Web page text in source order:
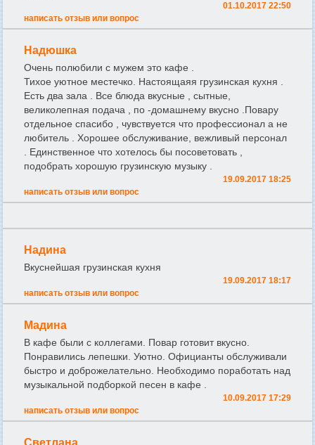
01.10.2017 22:50
написать отзыв или вопрос
Надюшка
Очень полюбили с мужем это кафе .
Тихое уютное местечко. Настоящаяя грузинская кухня .
Есть два зала . Все блюда вкусные , сытные,
великолепная подача , по -домашнему вкусно .Повару
отдельное спасибо , чувствуется что профессионал а не
любитель . Хорошее обслуживание, вежливый персонал
. Единственное что хотелось бы посоветовать ,
подобрать хорошую грузинскую музыку .
19.09.2017 18:25
написать отзыв или вопрос
Надина
Вкуснейшая грузинская кухня
19.09.2017 18:17
написать отзыв или вопрос
Мадина
В кафе были с коллегами. Повар готовит вкусно.
Понравились лепешки. Уютно. Официанты обслуживали
быстро и доброжелательно. Необходимо поработать над
музыкальной подборкой песен в кафе .
10.09.2017 17:29
написать отзыв или вопрос